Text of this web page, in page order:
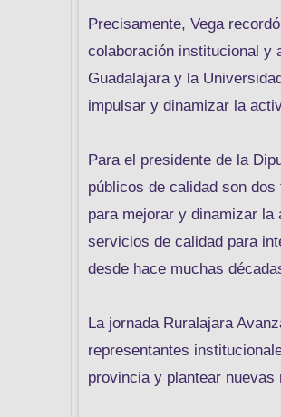
Precisamente, Vega
colaboración institucional y
Guadalajara y la
impulsar y dinamizar la
Para el presidente de la
públicos de calidad son dos
para mejorar y dinamizar la
servicios de calidad para
desde hace muchas
La jornada Ruralajara
representantes
provincia y plantear